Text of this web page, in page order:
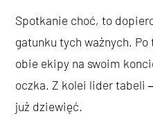
Spotkanie choć, to
gatunku tych ważnych.
obie ekipy na swoim
oczka. Z kolei lider tabeli
już dziewięć.